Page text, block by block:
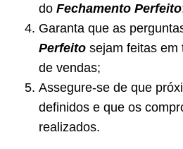
do Fechamento Perfeito
Garanta que as
Perfeito sejam feitas em
de vendas;
Assegure-se de que
definidos e que os
realizados.